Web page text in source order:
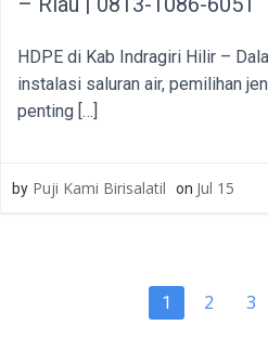
HDPE di Kab Indragiri Hilir –
instalasi saluran air, pemilihan
penting […]
by Puji Kami Birisalatil on Jul 15
Page
1 Page
2 3